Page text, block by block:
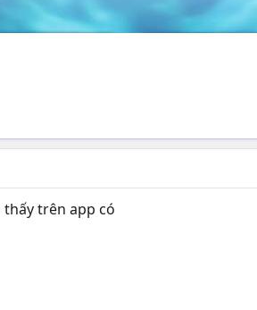
trên app có